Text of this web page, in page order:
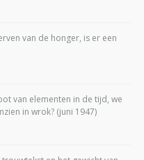
van de honger, is er een
van elementen in de tijd, we
in wrok? (juni 1947)